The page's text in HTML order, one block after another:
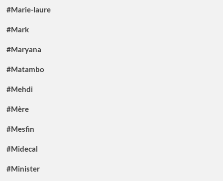
#Marie-laure
#Mark
#Maryana
#Matambo
#Mehdi
#Mère
#Mesfin
#Midecal
#Minister